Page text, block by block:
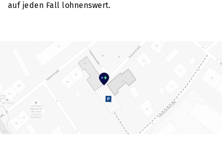
auf jeden Fall lohnenswert.